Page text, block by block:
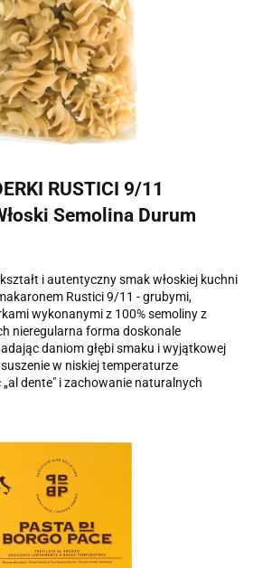
RUSTICI 9/11
Semolina Durum
i autentyczny smak włoskiej kuchni
Rustici 9/11 - grubymi,
wykonanymi z 100% semoliny z
nieregularna forma doskonale
daniom głębi smaku i wyjątkowej
w niskiej temperaturze
dente" i zachowanie naturalnych